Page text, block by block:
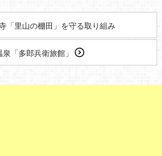
「里山の棚田」を守る取り組み
泉「多郎兵衛旅館」